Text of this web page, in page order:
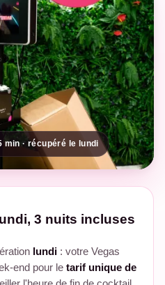
min · récupéré le lundi
3 nuits incluses
lundi : votre Vegas
end pour le tarif unique de